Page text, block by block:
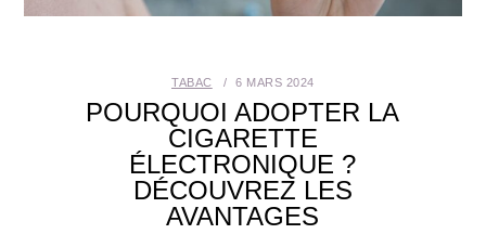
TABAC 6 MARS 2024
POURQUOI ADOPTER LA
CIGARETTE
ÉLECTRONIQUE ?
DÉCOUVREZ LES
AVANTAGES